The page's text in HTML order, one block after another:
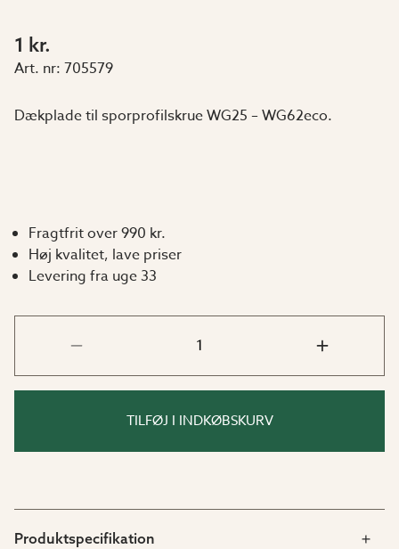
1 kr.
Art. nr: 705579
Dækplade til sporprofilskrue WG25 – WG62eco.
Fragtfrit over 990 kr.
Høj kvalitet, lave priser
Levering fra uge 33
TILFØJ I INDKØBSKURV
Produktspecifikation